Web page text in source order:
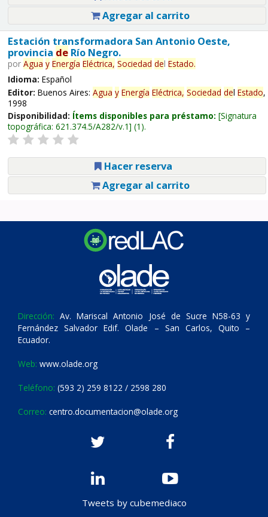
Agregar al carrito
Estación transformadora San Antonio Oeste,
provincia deRío Negro.
por Agua y Energía Eléctrica, Sociedad del Estado.
Idioma: Español
Editor: Buenos Aires: Agua y Energía Eléctrica, Sociedad del Estado,
1998
Disponibilidad: Ítems disponibles para préstamo: Signatura
topográfica: 621.374.5/A282/v.1 (1).
Hacer reserva
Agregar al carrito
Dirección: Av. Mariscal Antonio José de Sucre N58-63 y
Fernández Salvador Edif. Olade – San Carlos, Quito –
Ecuador.
Web: www.olade.org
Teléfono: (593 2) 259 8122 / 2598 280
Correo: centro.documentacion@olade.org
Tweets by cubemediaco